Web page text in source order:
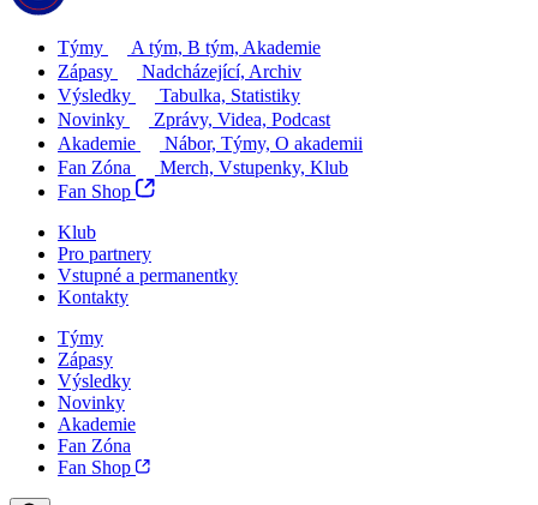
Týmy
A tým, B tým, Akademie
Zápasy
Nadcházející, Archiv
Výsledky
Tabulka, Statistiky
Novinky
Zprávy, Videa, Podcast
Akademie
Nábor, Týmy, O akademii
Fan Zóna
Merch, Vstupenky, Klub
Fan Shop
Klub
Pro partnery
Vstupné a permanentky
Kontakty
Týmy
Zápasy
Výsledky
Novinky
Akademie
Fan Zóna
Fan Shop